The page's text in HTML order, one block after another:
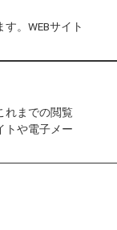
期検査の対象と
中身の検査が
知なしに鍵を
じた場合につ
。WEBサイト
れまでの閲覧
トや電子メー